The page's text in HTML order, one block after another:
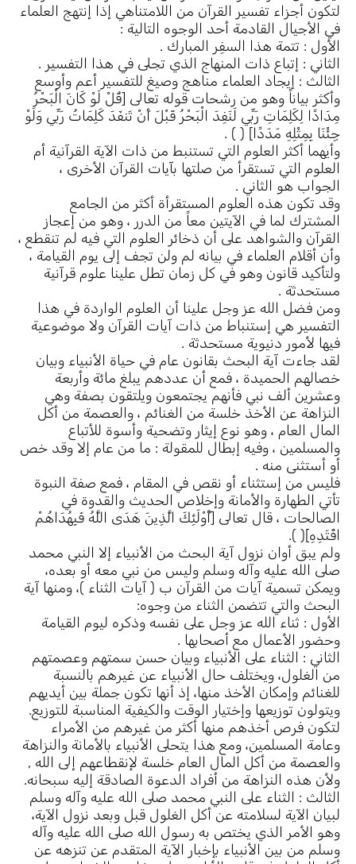
لتكون أجزاء تفسير القرآن من اللامتناهي إذا إنتهج العلماء
في الأجيال القادمة أحد الوجوه التالية :
الأول : تتمة هذا السفِر المبارك .
الثاني : إتباع ذات المنهاج الذي تجلى في هذا التفسير .
الثالث : إيجاد العلماء مناهج وصيغ للتفسير أعم وأوسع
وأكثر بياناً وهو من رشحات قوله تعالى [قُلْ لَوْ كَانَ الْبَحْرُ
مِدَادًا لِكَلِمَاتِ رَبِّي لَنَفِدَ الْبَحْرُ قَبْلَ أَنْ تَنفَدَ كَلِمَاتُ رَبِّي وَلَوْ
جِئْنَا بِمِثْلِهِ مَدَدًا] ( ) .
وأيهما أكثر العلوم التي تستنبط من ذات الآية القرآنية أم
العلوم التي تستقرأ من صلتها بآيات القرآن الأخرى ،
الجواب هو الثاني .
وقد تكون هذه العلوم المستقرأة أكثر من الجامع
المشترك لما في الآيتين معاً من الدرر ، وهو من إعجاز
القرآن والشواهد على أن ذخائر العلوم التي فيه لم تنقطع ،
وأن أقلام العلماء في بيانه لم ولن تجف إلى يوم القيامة ،
ولتأكيد قانون وهو في كل زمان تطل علينا علوم قرآنية
مستحدثة .
ومن فضل الله عز وجل علينا أن العلوم الواردة في هذا
التفسير هي إستنباط من ذات آيات القرآن ولا موضوعية
فيها لأمور دنيوية مستحدثة .
لقد جاءت آية البحث بقانون عام في حياة الأنبياء وبيان
خصالهم الحميدة ، فمع أن عددهم يبلغ مائة وأربعة
وعشرين ألف نبي فأنهم يجتمعون ويلتقون بصفة وهي
النزاهة عن الأخذ خلسة من الغنائم ، والعصمة من أكل
المال العام ، وهو نوع إيثار وتضحية وأسوة للأتباع
والمسلمين ، وفيه إبطال للمقولة : ما من عام إلا وقد خص
أو أستثنى منه .
فليس من إستثناء أو نقص في المقام ، فمع صفة النبوة
تأتي الطهارة والأمانة وإخلاص الحديث والقدوة في
الصالحات ، قال تعالى [أُوْلَئِكَ الَّذِينَ هَدَى اللَّهُ فَبِهُدَاهُمْ
اقْتَدِهِ]( ).
ولم يبق أوان نزول آية البحث من الأنبياء إلا النبي محمد
صلى الله عليه وآله وسلم وليس من نبي معه أو بعده،
ويمكن تسمية آيات من القرآن ب ( آيات الثناء )، ومنها آية
البحث والتي تتضمن الثناء من وجوه:
الأول : ثناء الله عز وجل على نفسه وذكره ليوم القيامة
وحضور الأعمال مع أصحابها .
الثاني : الثناء على الأنبياء وبيان حسن سمتهم وعصمتهم
من الغلول، ويختلف حال الأنبياء عن غيرهم بالنسبة
للغنائم وإمكان الأخذ منها، إذ أنها تكون جملة بين أيديهم
ويتولون توزيعها وإختيار الوقت والكيفية المناسبة للتوزيع.
لتكون فرص أخذهم منها أكثر من غيرهم من الأمراء
وعامة المسلمين، ومع هذا يتحلى الأنبياء بالأمانة والنزاهة
والعصمة من أكل المال العام خلسة لإنقطاعهم إلى الله ,
ولأن هذه النزاهة من أفراد الدعوة الصادقة إليه سبحانه.
الثالث : الثناء على النبي محمد صلى الله عليه وآله وسلم
لبيان الآية لسلامته عن أكل الغلول قبل وبعد نزول الآية،
وهو الأمر الذي يختص به رسول الله صلى الله عليه وآله
وسلم من بين الأنبياء بإخبار الآية المتقدم عن تنزهه عن